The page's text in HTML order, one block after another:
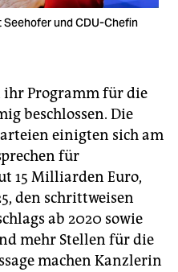
und CDU-Chefin
ihr Programm für die
beschlossen. Die
einigten sich am
für
15 Milliarden Euro,
den schrittweisen
ab 2020 sowie
mehr Stellen für die
machen Kanzlerin